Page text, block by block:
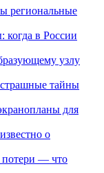
региональные
в России
узлу
тайны
для
о
потери — что